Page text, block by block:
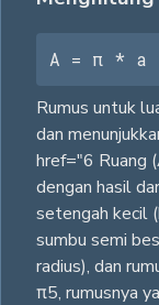
A = π * a
Rumus untuk
dan
href="6 Ruang
dengan hasil
setengah kecil
sumbu semi
radius), dan
π5, rumusnya